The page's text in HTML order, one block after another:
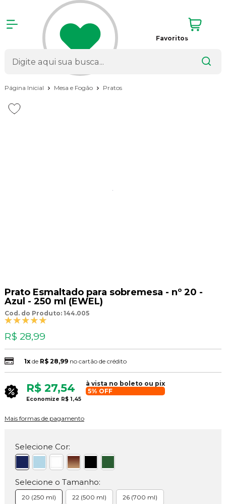
Favoritos
Página Inicial Mesa e Fogão Pratos
Prato Esmaltado para sobremesa - nº 20 -
Azul - 250 ml (EWEL)
Cod. do Produto: 144.005
R$ 28,99
1xde R$ 28,99 no cartão de crédito
R$ 27,54
à vista no boleto ou pix
5% OFF
Economize R$ 1,45
Mais formas de pagamento
Selecione Cor:
Selecione o Tamanho:
20 (250 ml) 22 (500 ml) 26 (700 ml)